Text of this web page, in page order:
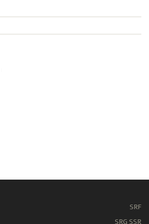
SRF
SRG SSR